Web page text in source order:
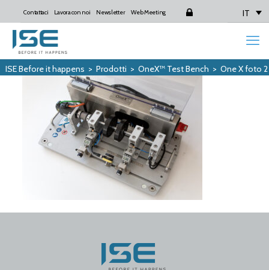
Contattaci Lavora con noi Newsletter Web Meeting IT
ISE Before it happens > Prodotti > OneX™ Test Bench > One X foto 2